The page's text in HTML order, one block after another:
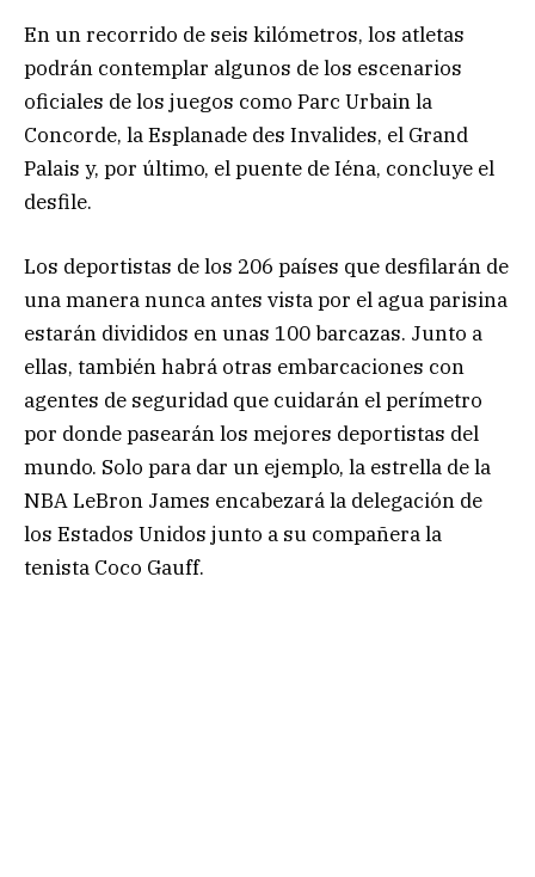
En un recorrido de seis kilómetros, los atletas
podrán contemplar algunos de los escenarios
oficiales de los juegos como Parc Urbain la
Concorde, la Esplanade des Invalides, el Grand
Palais y, por último, el puente de Iéna, concluye el
desfile.
Los deportistas de los 206 países que desfilarán de
una manera nunca antes vista por el agua parisina
estarán divididos en unas 100 barcazas. Junto a
ellas, también habrá otras embarcaciones con
agentes de seguridad que cuidarán el perímetro
por donde pasearán los mejores deportistas del
mundo. Solo para dar un ejemplo, la estrella de la
NBA LeBron James encabezará la delegación de
los Estados Unidos junto a su compañera la
tenista Coco Gauff.